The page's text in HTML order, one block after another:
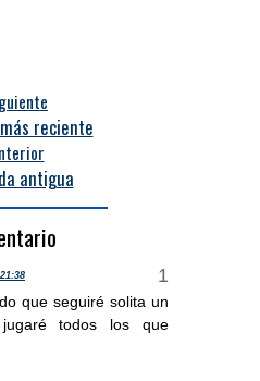
reciente
antigua
que seguiré solita un
todos los que